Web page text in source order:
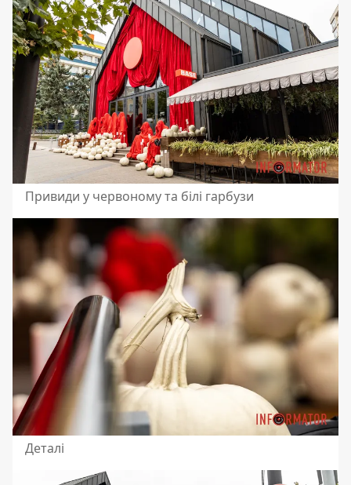
Привиди у червоному та білі гарбузи
Деталі